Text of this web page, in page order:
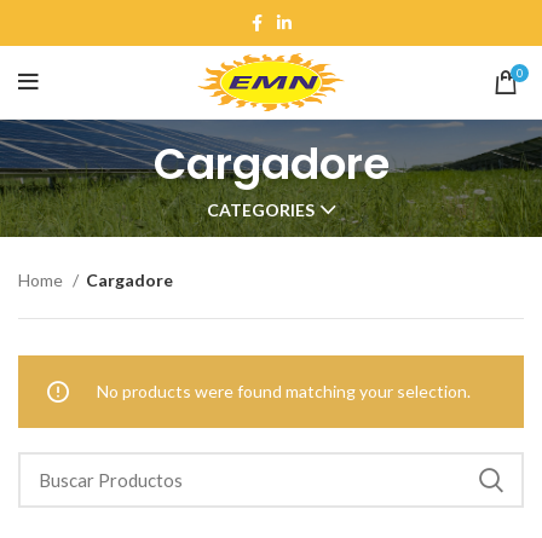
0
Cargadore
CATEGORIES
Home Cargadore
No products were found matching your selection.